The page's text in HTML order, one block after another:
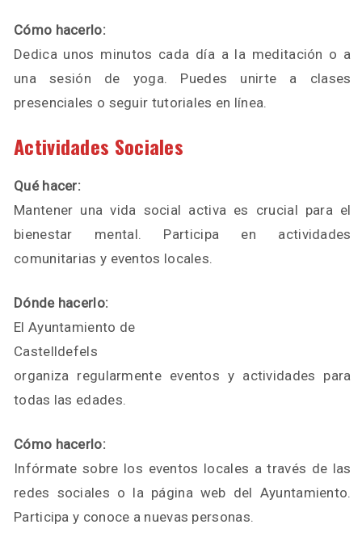
Cómo hacerlo:
Dedica unos minutos cada día a la meditación o a
una sesión de yoga. Puedes unirte a clases
presenciales o seguir tutoriales en línea.
Actividades Sociales
Qué hacer:
Mantener una vida social activa es crucial para el
bienestar mental. Participa en actividades
comunitarias y eventos locales.
Dónde hacerlo:
El Ayuntamiento de
Castelldefels
organiza regularmente eventos y actividades para
todas las edades.
Cómo hacerlo:
Infórmate sobre los eventos locales a través de las
redes sociales o la página web del Ayuntamiento.
Participa y conoce a nuevas personas.